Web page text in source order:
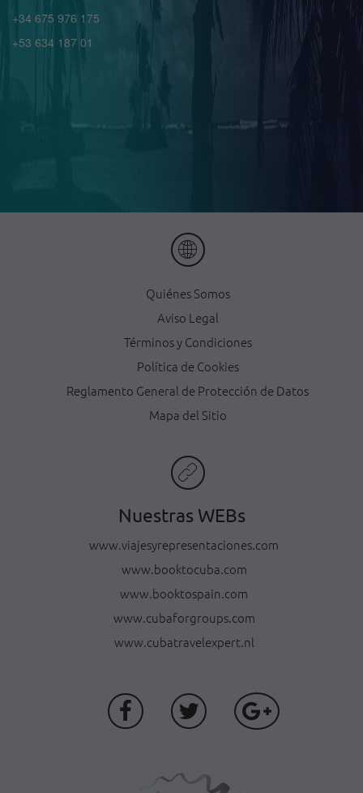
+34 675 976 175
+53 634 187 01
Quiénes Somos
Aviso Legal
Términos y Condiciones
Política de Cookies
Reglamento General de Protección de Datos
Mapa del Sitio
Nuestras WEBs
www.viajesyrepresentaciones.com
www.booktocuba.com
www.booktospain.com
www.cubaforgroups.com
www.cubatravelexpert.nl